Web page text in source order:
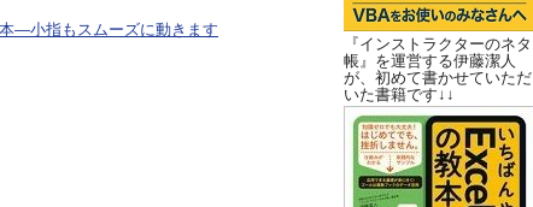
―小指もスムーズに動きます
『インストラクターのネタ
帳』を運営する伊藤潔人
が、初めて書かせていただ
いた書籍です↓↓